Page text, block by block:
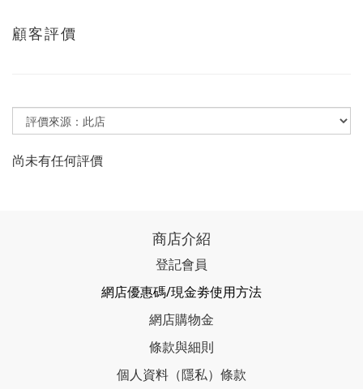
顧客評價
尚未有任何評價
商店介紹
登記會員
網店優惠碼/現金劵使用方法
網店購物金
條款與細則
個人資料（隱私）條款